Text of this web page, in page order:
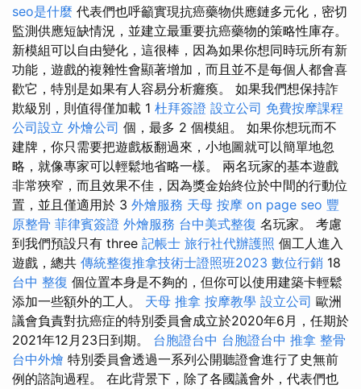
seo是什麼 代表們也呼籲實現抗癌藥物供應鏈多元化，密切
監測供應短缺情況，並建立最重要抗癌藥物的策略性庫存。
新模組可以自由變化，這很棒，因為如果你想同時玩所有新
功能，遊戲的複雜性會顯著增加，而且並不是每個人都會喜
歡它，特別是如果有人容易分析癱瘓。 如果我們想保持詐
欺級別，則值得僅加載 1 杜拜簽證 設立公司 免費按摩課程
公司設立 外燴公司 個，最多 2 個模組。 如果你想玩而不
建牌，你只需要把遊戲板翻過來，小地圖就可以簡單地忽
略，就像專家可以輕鬆地省略一樣。 兩名玩家的基本遊戲
非常狹窄，而且效果不佳，因為獎金始終位於中間的行動位
置，並且僅適用於 3 外燴服務 天母 按摩 on page seo 豐
原整骨 菲律賓簽證 外燴服務 台中美式整復 名玩家。 考慮
到我們預設只有 three 記帳士 旅行社代辦護照 個工人進入
遊戲，總共 傳統整復推拿技術士證照班2023 數位行銷 18
台中 整復 個位置本身是不夠的，但你可以使用建築卡輕鬆
添加一些額外的工人。 天母 推拿 按摩教學 設立公司 歐洲
議會負責對抗癌症的特別委員會成立於2020年6月，任期於
2021年12月23日到期。 台胞證台中 台胞證台中 推拿 整骨
台中外燴 特別委員會透過一系列公開聽證會進行了史無前
例的諮詢過程。 在此背景下，除了各國議會外，代表們也